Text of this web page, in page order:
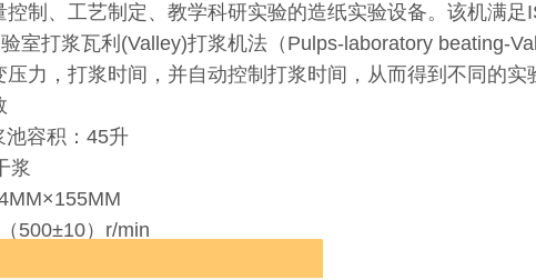
制、工艺制定、教学科研实验的造纸实验设备。该机满足
室打浆瓦利(Valley)打浆机法（Pulps-laboratory beating-
力，打浆时间，并自动控制打浆时间，从而得到不同的实
池容积：45升
浆
500±10）r/min